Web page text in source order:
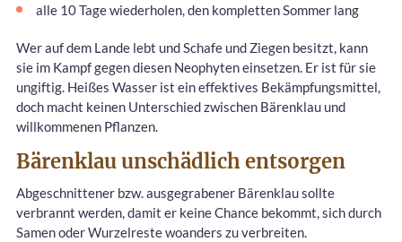
alle 10 Tage wiederholen, den kompletten Sommer lang
Wer auf dem Lande lebt und Schafe und Ziegen besitzt, kann
sie im Kampf gegen diesen Neophyten einsetzen. Er ist für sie
ungiftig. Heißes Wasser ist ein effektives Bekämpfungsmittel,
doch macht keinen Unterschied zwischen Bärenklau und
willkommenen Pflanzen.
Bärenklau unschädlich entsorgen
Abgeschnittener bzw. ausgegrabener Bärenklau sollte
verbrannt werden, damit er keine Chance bekommt, sich durch
Samen oder Wurzelreste woanders zu verbreiten.